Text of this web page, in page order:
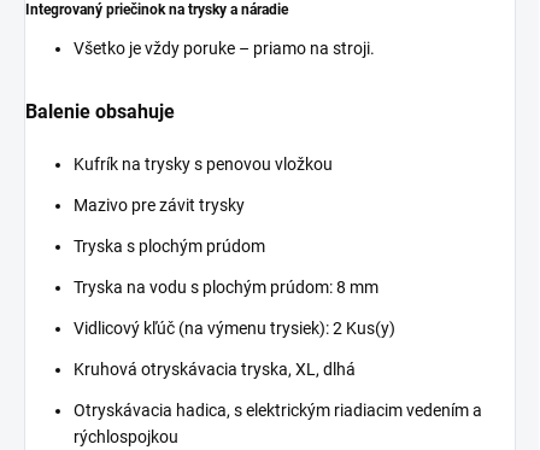
Integrovaný priečinok na trysky a náradie
Všetko je vždy poruke – priamo na stroji.
Balenie obsahuje
Kufrík na trysky s penovou vložkou
Mazivo pre závit trysky
Tryska s plochým prúdom
Tryska na vodu s plochým prúdom: 8 mm
Vidlicový kľúč (na výmenu trysiek): 2 Kus(y)
Kruhová otryskávacia tryska, XL, dlhá
Otryskávacia hadica, s elektrickým riadiacim vedením a
rýchlospojkou